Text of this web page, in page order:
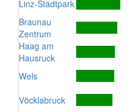
Linz-Stadtpark
Braunau
Zentrum
Haag am
Hausruck
Wels
Vöcklabruck